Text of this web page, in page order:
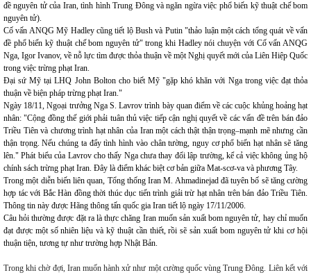
đề nguyên tử của Iran, tình hình Trung Đông và ngăn ngừa việc phổ biến kỹ thuật chế bom
nguyên tử).
Cố vấn ANQG Mỹ Hadley cũng tiết lộ Bush và Putin "thảo luận một cách tổng quát về vấn
đề phổ biến kỹ thuật chế bom nguyên tử" trong khi Hadley nói chuyện với Cố vấn ANQG
Nga, Igor Ivanov, về nỗ lực tìm được thỏa thuận về một Nghị quyết mới của Liên Hiệp Quốc
trong việc trừng phạt Iran.
Đại sứ Mỹ tại LHQ John Bolton cho biết Mỹ "gặp khó khăn với Nga trong việc đạt thỏa
thuận về biện pháp trừng phạt Iran."
Ngày 18/11, Ngoại trưởng Nga S. Lavrov trình bày quan điểm về các cuộc khủng hoảng hạt
nhân: "Cộng đồng thế giới phải tuân thủ việc tiếp cận nghị quyết về các vấn đề trên bán đảo
Triều Tiên và chương trình hạt nhân của Iran một cách thật thận trọng–mạnh mẽ nhưng cần
thận trọng. Nếu chúng ta đẩy tình hình vào chân tường, nguy cơ phổ biến hạt nhân sẽ tăng
lên." Phát biểu của Lavrov cho thấy Nga chưa thay đổi lập trường, kể cả việc không ủng hộ
chính sách trừng phạt Iran. Đây là điểm khác biệt cơ bản giữa Mat-scơ-va và phương Tây.
Trong một diễn biến liên quan, Tổng thống Iran M. Ahmadinejad đã tuyên bố sẽ tăng cường
hợp tác với Bắc Hàn đồng thời thúc dục tiến trình giải trừ hạt nhân trên bán đảo Triều Tiên.
Thông tin này được Hãng thông tấn quốc gia Iran tiết lộ ngày 17/11/2006.
Câu hỏi thường được đặt ra là thực chăng Iran muốn sản xuất bom nguyên tử, hay chỉ muốn
đạt được một số nhiên liệu và kỹ thuật cần thiết, rồi sẽ sản xuất bom nguyên tử khi cơ hội
thuận tiện, tương tự như trường hợp Nhật Bản.
Trong khi chờ đợi, Iran muốn hành xử như một cường quốc vùng Trung Đông. Liên kết với